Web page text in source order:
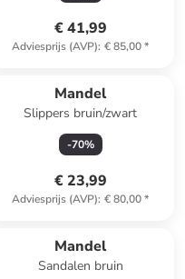
€ 41,99
Adviesprijs (AVP): € 85,00*
Mandel
Slippers bruin/zwart
-70%
€ 23,99
Adviesprijs (AVP): € 80,00*
Mandel
Sandalen bruin